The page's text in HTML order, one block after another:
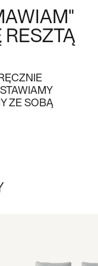
RESZTĄ
ZE SOBĄ